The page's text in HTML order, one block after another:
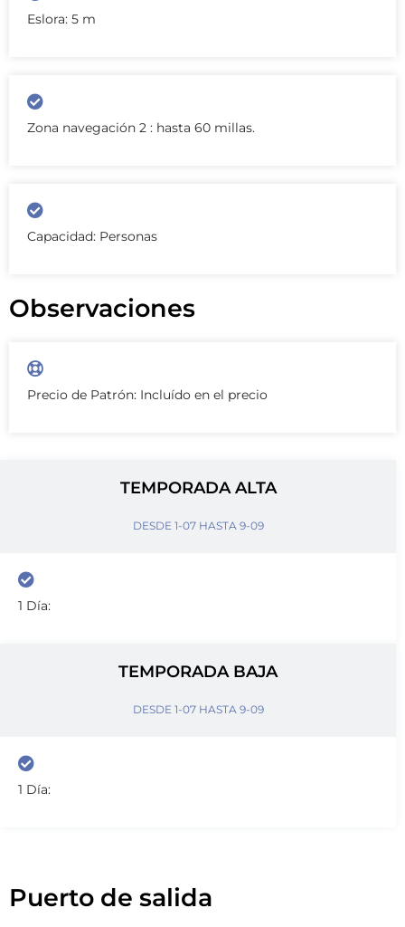
Eslora: 5 m
Zona navegación 2 : hasta 60 millas.
Capacidad: Personas
Observaciones
Precio de Patrón: Incluído en el precio
TEMPORADA ALTA
DESDE 1-07 HASTA 9-09
1 Día:
TEMPORADA BAJA
DESDE 1-07 HASTA 9-09
1 Día:
Puerto de salida